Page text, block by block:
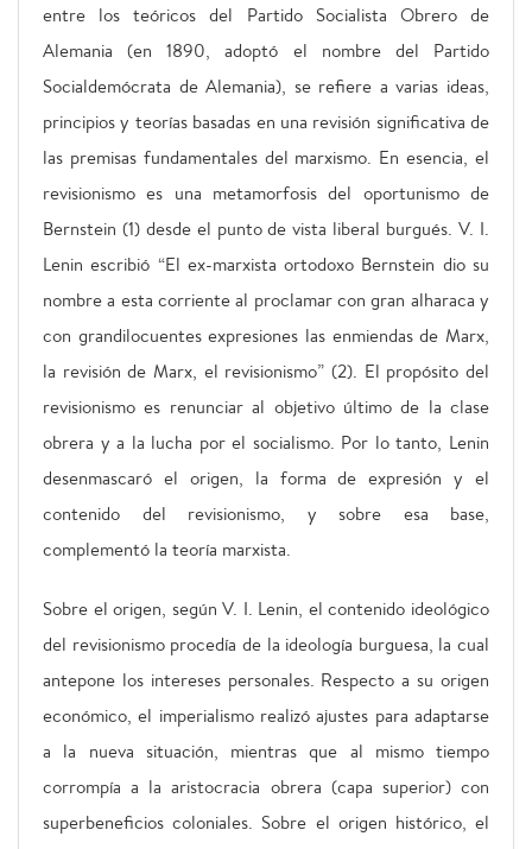
entre los teóricos del Partido Socialista Obrero de
Alemania (en 1890, adoptó el nombre del Partido
Socialdemócrata de Alemania), se refiere a varias ideas,
principios y teorías basadas en una revisión significativa de
las premisas fundamentales del marxismo. En esencia, el
revisionismo es una metamorfosis del oportunismo de
Bernstein (1) desde el punto de vista liberal burgués. V. I.
Lenin escribió “El ex-marxista ortodoxo Bernstein dio su
nombre a esta corriente al proclamar con gran alharaca y
con grandilocuentes expresiones las enmiendas de Marx,
la revisión de Marx, el revisionismo” (2). El propósito del
revisionismo es renunciar al objetivo último de la clase
obrera y a la lucha por el socialismo. Por lo tanto, Lenin
desenmascaró el origen, la forma de expresión y el
contenido del revisionismo, y sobre esa base,
complementó la teoría marxista.
Sobre el origen, según V. I. Lenin, el contenido ideológico
del revisionismo procedía de la ideología burguesa, la cual
antepone los intereses personales. Respecto a su origen
económico, el imperialismo realizó ajustes para adaptarse
a la nueva situación, mientras que al mismo tiempo
corrompía a la aristocracia obrera (capa superior) con
superbeneficios coloniales. Sobre el origen histórico, el